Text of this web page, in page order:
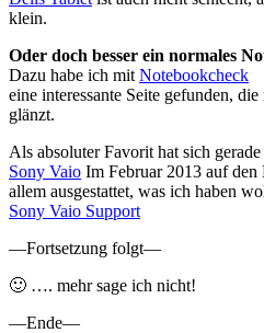
klein.
Oder doch besser ein normales
Dazu habe ich mit Notebookcheck
eine interessante Seite gefunden,
glänzt.
Als absoluter Favorit hat sich
Sony Vaio Im Februar 2013 auf
allem ausgestattet, was ich haben
Sony Vaio Support
—Fortsetzung folgt—
🙂 …. mehr sage ich nicht!
—Ende—